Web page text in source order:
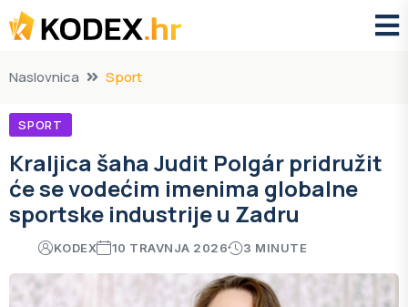
Naslovnica Sport
SPORT
Kraljica šaha Judit Polgár pridružit
će se vodećim imenima globalne
sportske industrije u Zadru
KODEX 10 TRAVNJA 2026 3 MINUTE